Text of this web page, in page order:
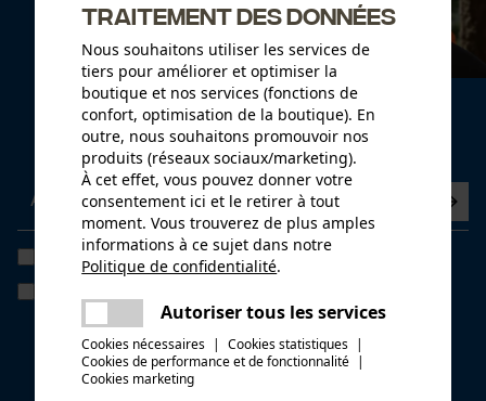
Newsletter
Abonnez-vous maintenant à la newsletter
J'ai lu lapolitique de confidentialité et je l'accepte. *
parvenir des offres promotionnelles personnalisées dans notre
newsletter. Vos coordonnées ne seront pas transmises à des tiers.
Vous pourrez retirer votre consentement à tout moment sur simple
clic; pour ce faire, chaque newsletter affiche un lien tout en bas de
traitement des données
Nous souhaitons utiliser les services de
tiers pour améliorer et optimiser la
boutique et nos services (fonctions de
confort, optimisation de la boutique). En
outre, nous souhaitons promouvoir nos
produits (réseaux sociaux/marketing).
À cet effet, vous pouvez donner votre
consentement ici et le retirer à tout
moment. Vous trouverez de plus amples
informations à ce sujet dans notre
Politique de confidentialité.
Autoriser tous les services
Cookies nécessaires | Cookies statistiques |
Cookies de performance et de fonctionnalité |
Cookies marketing
Une erreur s'est produite. Veuillez
essayer encore.
partager
partager
mail